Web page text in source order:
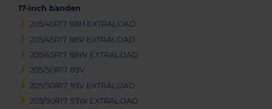
17-inch banden
205/45R17 88H EXTRALOAD
205/45R17 88V EXTRALOAD
205/45R17 88W EXTRALOAD
205/50R17 89V
205/50R17 93V EXTRALOAD
205/50R17 93W EXTRALOAD